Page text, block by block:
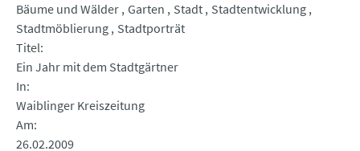
Bäume und Wälder Garten Stadt Stadtentwicklung
Stadtmöblierung Stadtporträt
Titel
Ein Jahr mit dem Stadtgärtner
In
Waiblinger Kreiszeitung
Am
26.02.2009